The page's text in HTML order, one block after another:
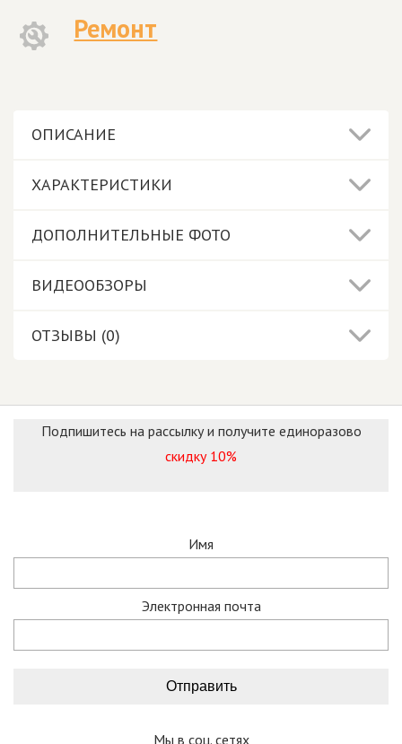
Ремонт
ОПИСАНИЕ
ХАРАКТЕРИСТИКИ
ДОПОЛНИТЕЛЬНЫЕ ФОТО
ВИДЕООБЗОРЫ
ОТЗЫВЫ (0)
Подпишитесь на рассылку и получите единоразово
скидку 10%
Имя
Электронная почта
Мы в соц. сетях